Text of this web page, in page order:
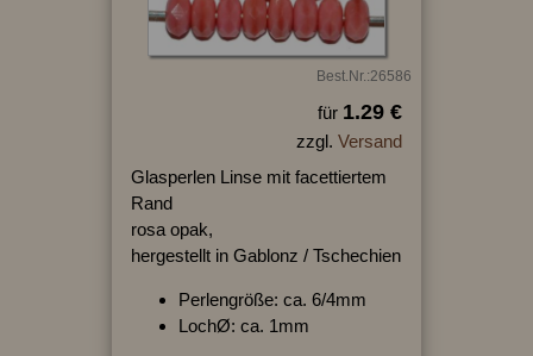
Best.Nr.:26586
für 1.29 €
zzgl. Versand
Glasperlen Linse mit facettiertem
Rand
rosa opak,
hergestellt in Gablonz / Tschechien
Perlengröße: ca. 6/4mm
LochØ: ca. 1mm